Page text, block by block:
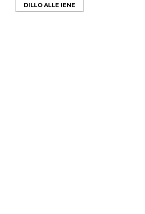
DILLO ALLE IENE